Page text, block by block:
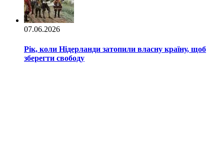
07.06.2026
Рік, коли Нідерланди затопили власну країну, щоб
зберегти свободу